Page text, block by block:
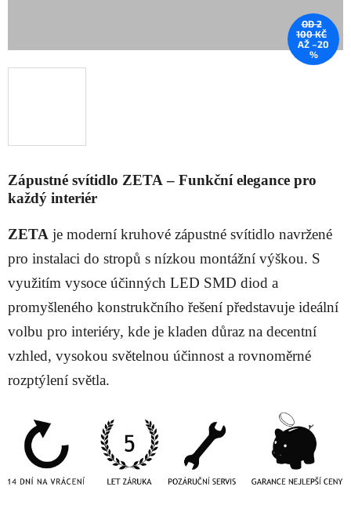
Zápustné svítidlo ZETA – Funkční elegance pro
každý interiér
ZETA je moderní kruhové zápustné svítidlo navržené
pro instalaci do stropů s nízkou montážní výškou. S
využitím vysoce účinných LED SMD diod a
promyšleného konstrukčního řešení představuje ideální
volbu pro interiéry, kde je kladen důraz na decentní
vzhled, vysokou světelnou účinnost a rovnoměrné
rozptýlení světla.
OD 2
100 KČ
AŽ –20
%